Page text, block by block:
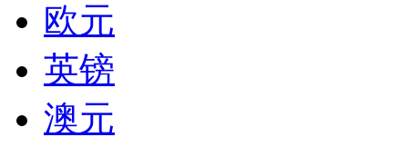
欧元
英镑
澳元